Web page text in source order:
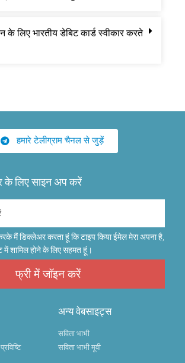
के लिए भारतीय डेबिट कार्ड स्वीकार करते
हमारे टेलीग्राम चैनल से जुड़ें
के लिए साइन अप करें
मैं डिक्लेअर करता हूं कि टाइप किया ईमेल मेरा अपना है,
में शामिल होने के लिए सहमत हूं।
फ्री में जॉइन करें
अन्य वेबसाइट्स
सविता भाभी
सविता भाभी मूवी